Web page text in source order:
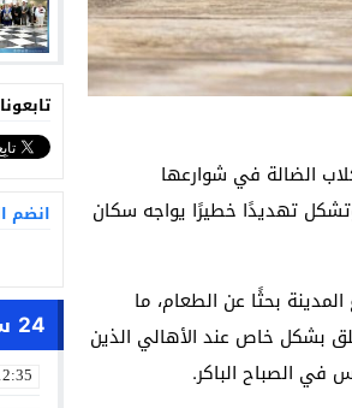
الضالة في شوارعها
تهديدًا خطيرًا يواجه سكان
بحثًا عن الطعام، ما
بشكل خاص عند الأهالي الذين
الصباح الباكر.
انضم
24 ساعة